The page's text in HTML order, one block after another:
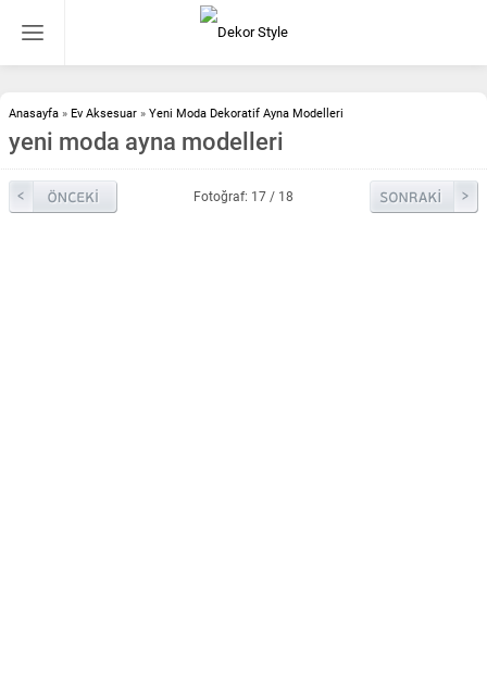
Anasayfa » Ev Aksesuar » Yeni Moda Dekoratif Ayna Modelleri
yeni moda ayna modelleri
Fotoğraf: 17 / 18